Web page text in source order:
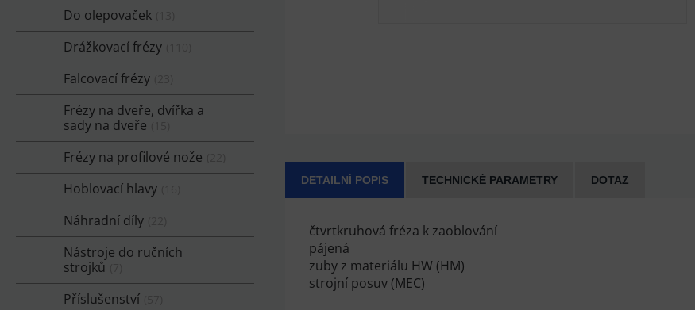
Do olepovaček
Drážkovací frézy
Falcovací frézy
Frézy na dveře, dvířka a
sady na dveře
Frézy na profilové nože
Hoblovací hlavy
Náhradní díly
Nástroje do ručních
strojků
Příslušenství
DETAILNÍ POPIS TECHNICKÉ PARAMETRY DOTAZ
čtvrtkruhová fréza k zaoblování
pájená
zuby z materiálu HW (HM)
strojní posuv (MEC)